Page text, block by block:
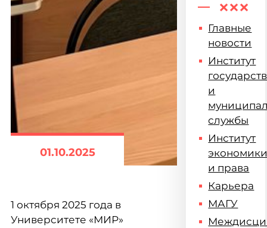
01.10.2025
1 октября 2025 года в
Университете «МИР»
Главные
новости
Институт
и
службы
Институт
и права
Карьера
МАГУ